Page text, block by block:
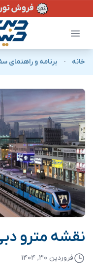
خانه - برنامه و راهنمای
نقشه مترو
فروردین ۳۰, ۱۴۰۴